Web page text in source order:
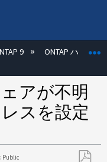
りたたむ
9 ONTAP ハード
アが不明
スを設定
Public